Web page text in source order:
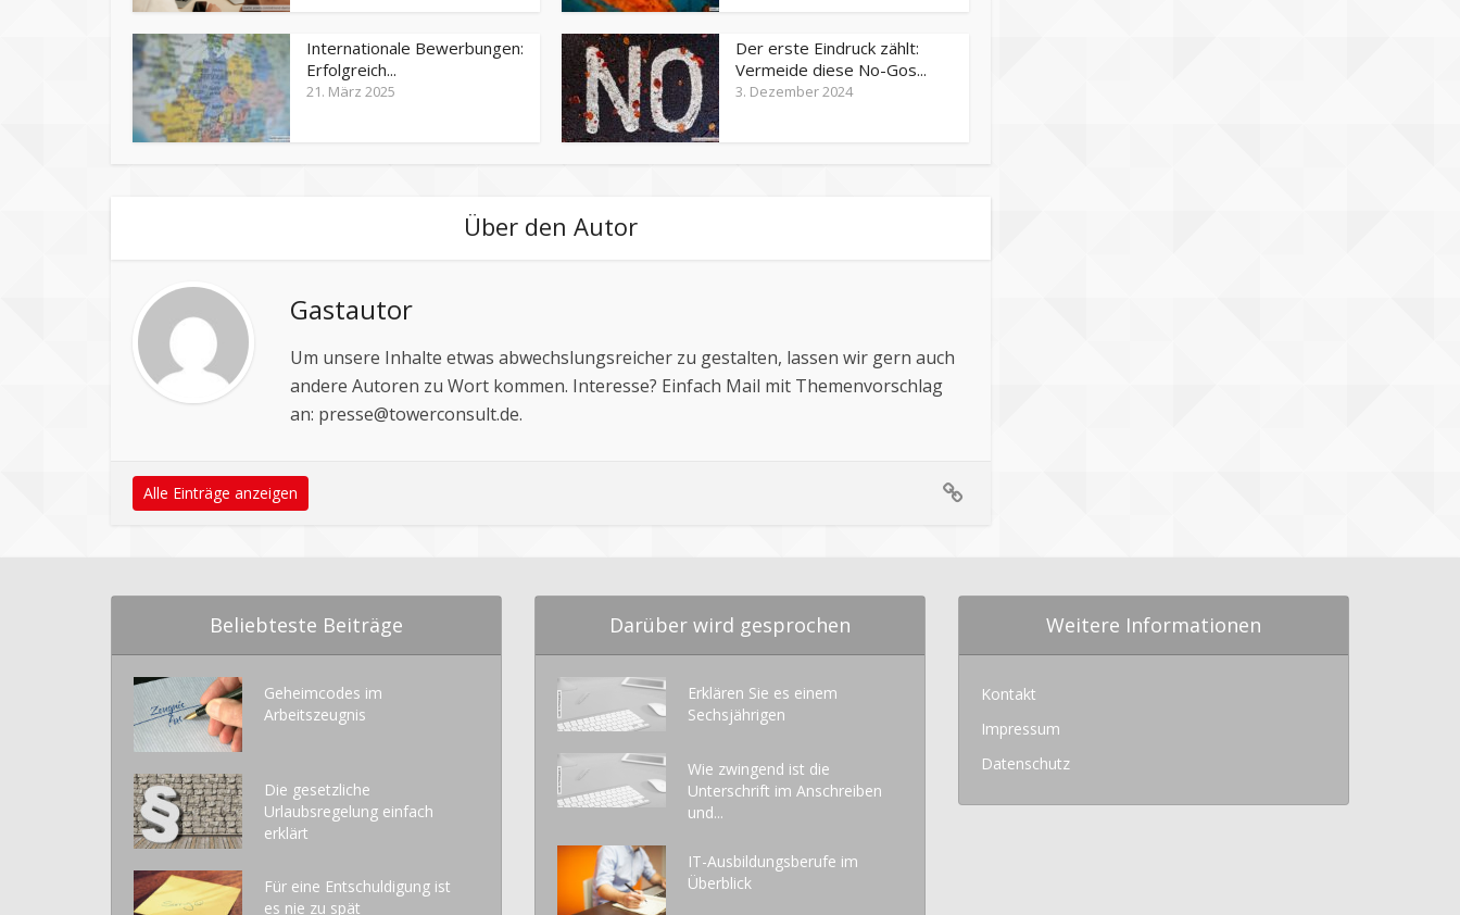
Internationale Bewerbungen:
Erfolgreich...
21. März 2025
Der erste Eindruck zählt:
Vermeide diese No-Gos...
3. Dezember 2024
Über den Autor
Gastautor
Um unsere Inhalte etwas abwechslungsreicher zu gestalten, lassen wir gern auch
andere Autoren zu Wort kommen. Interesse? Einfach Mail mit Themenvorschlag
an: presse@towerconsult.de.
Alle Einträge anzeigen
Beliebteste Beiträge
Geheimcodes im
Arbeitszeugnis
Die gesetzliche
Urlaubsregelung einfach
erklärt
Für eine Entschuldigung ist
es nie zu spät
Darüber wird gesprochen
Erklären Sie es einem
Sechsjährigen
Wie zwingend ist die
Unterschrift im Anschreiben
und...
IT-Ausbildungsberufe im
Überblick
Weitere Informationen
Kontakt
Impressum
Datenschutz